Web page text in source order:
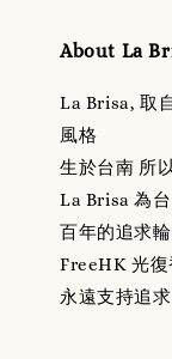
About La
La Brisa, 取
風格
生於台南 所
La Brisa 為
百年的追求
FreeHK 光復
永遠支持追